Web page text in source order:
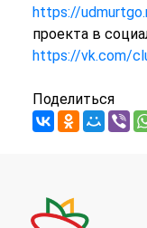
https://
проекта в
https://vk.com/
Поделиться